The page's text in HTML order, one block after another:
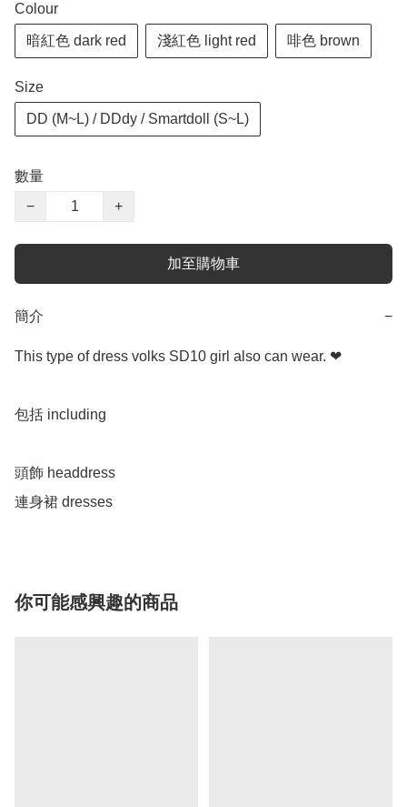
Colour
暗紅色 dark red 淺紅色 light red 啡色 brown
Size
DD (M~L) / DDdy / Smartdoll (S~L)
數量
−
+
加至購物車
簡介 −
This type of dress volks SD10 girl also can wear. ❤
包括 including
頭飾 headdress
連身裙 dresses
你可能感興趣的商品